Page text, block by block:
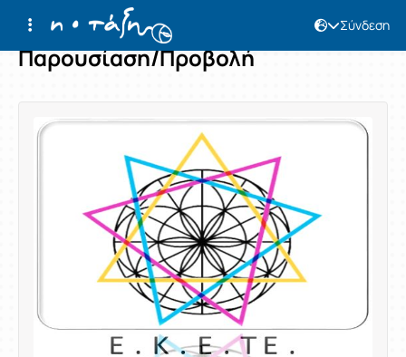
Σύνδεση
Παρουσίαση/Προβολή